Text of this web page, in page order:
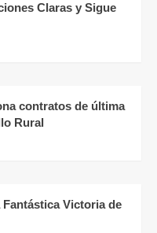
Claras y Sigue
contratos de última
Rural
Victoria de